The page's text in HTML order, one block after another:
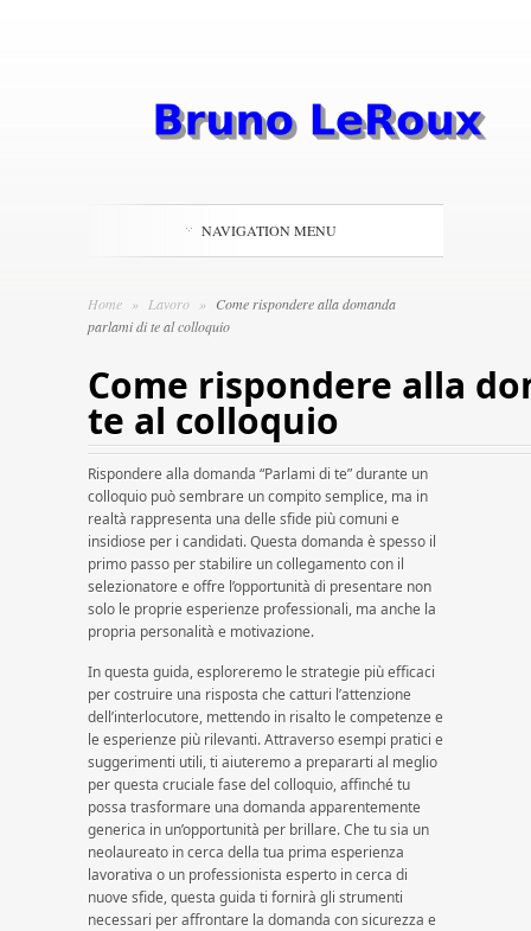
NAVIGATION MENU
Home » Lavoro » Come rispondere alla domanda
parlami di te al colloquio
Come rispondere alla
te al colloquio
Rispondere alla domanda “Parlami di te” durante un
colloquio può sembrare un compito semplice, ma in
realtà rappresenta una delle sfide più comuni e
insidiose per i candidati. Questa domanda è spesso il
primo passo per stabilire un collegamento con il
selezionatore e offre l’opportunità di presentare non
solo le proprie esperienze professionali, ma anche la
propria personalità e motivazione.
In questa guida, esploreremo le strategie più efficaci
per costruire una risposta che catturi l’attenzione
dell’interlocutore, mettendo in risalto le competenze e
le esperienze più rilevanti. Attraverso esempi pratici e
suggerimenti utili, ti aiuteremo a prepararti al meglio
per questa cruciale fase del colloquio, affinché tu
possa trasformare una domanda apparentemente
generica in un’opportunità per brillare. Che tu sia un
neolaureato in cerca della tua prima esperienza
lavorativa o un professionista esperto in cerca di
nuove sfide, questa guida ti fornirà gli strumenti
necessari per affrontare la domanda con sicurezza e